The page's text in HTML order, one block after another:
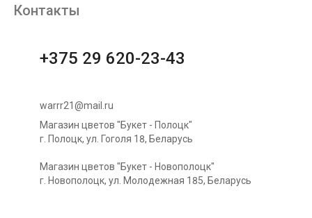
Контакты
+375 29 620-23-43
warrr21@mail.ru
Магазин цветов "Букет - Полоцк"
г. Полоцк, ул. Гоголя 18, Беларусь
Магазин цветов "Букет - Новополоцк"
г. Новополоцк, ул. Молодежная 185, Беларусь